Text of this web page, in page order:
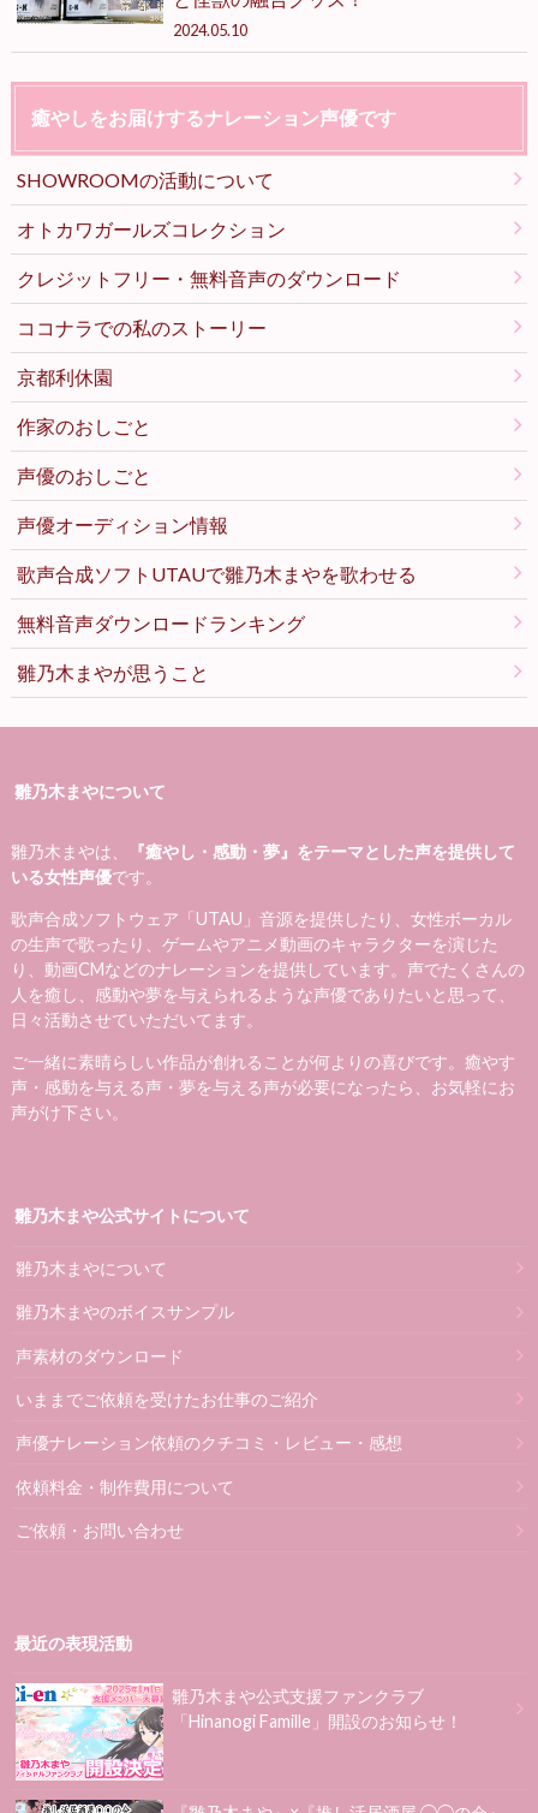
2024.05.10
癒やしをお届けするナレーション声優です
SHOWROOMの活動について
オトカワガールズコレクション
クレジットフリー・無料音声のダウンロード
ココナラでの私のストーリー
京都利休園
作家のおしごと
声優のおしごと
声優オーディション情報
歌声合成ソフトUTAUで雛乃木まやを歌わせる
無料音声ダウンロードランキング
雛乃木まやが思うこと
雛乃木まやについて
雛乃木まやは、
『癒やし・感動・夢』をテーマとした声を提供して
いる女性声優です。
歌声合成ソフトウェア「UTAU」音源を提供したり、女性ボーカル
の生声で歌ったり、ゲームやアニメ動画のキャラクターを演じた
り、動画CMなどのナレーションを提供しています。声でたくさんの
人を癒し、感動や夢を与えられるような声優でありたいと思って、
日々活動させていただいてます。
ご一緒に素晴らしい作品が創れることが何よりの喜びです。癒やす
声・感動を与える声・夢を与える声が必要になったら、お気軽にお
声がけ下さい。
雛乃木まや公式サイトについて
雛乃木まやについて
雛乃木まやのボイスサンプル
声素材のダウンロード
いままでご依頼を受けたお仕事のご紹介
声優ナレーション依頼のクチコミ・レビュー・感想
依頼料金・制作費用について
ご依頼・お問い合わせ
最近の表現活動
雛乃木まや公式支援ファンクラブ
「Hinanogi Famille」開設のお知らせ！